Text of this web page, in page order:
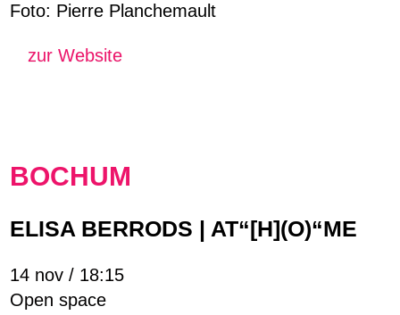
Foto: Pierre Planchemault
zur Website
BOCHUM
ELISA BERRODS | AT“[H](O)“ME
14 nov / 18:15
Open space